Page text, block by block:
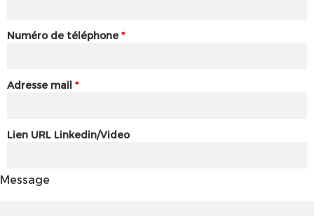
Numéro de téléphone *
Adresse mail *
Lien URL Linkedin/Video
Message